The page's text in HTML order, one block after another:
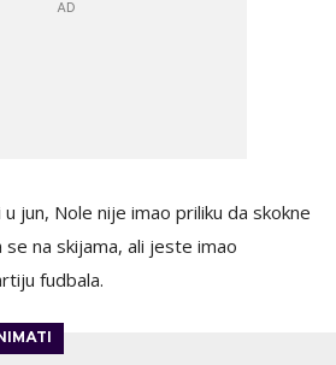
jun, Nole nije imao priliku da skokne
na skijama, ali jeste imao
fudbala.